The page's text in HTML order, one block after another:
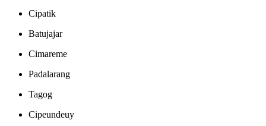
Cipatik
Batujajar
Cimareme
Padalarang
Tagog
Cipeundeuy